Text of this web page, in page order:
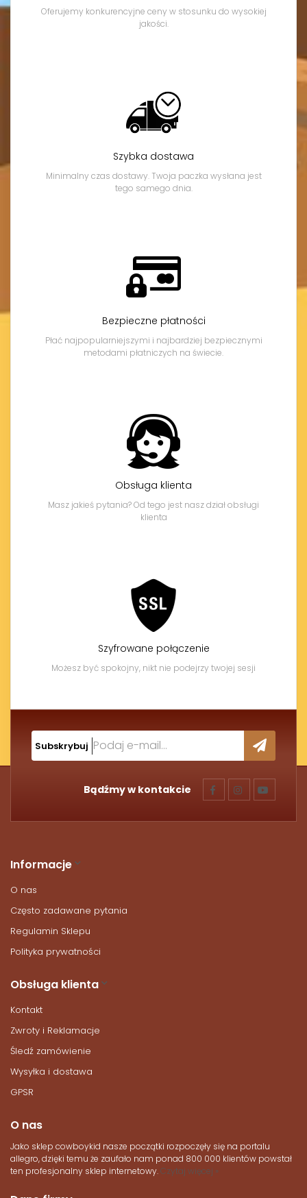
Oferujemy konkurencyjne ceny w stosunku do wysokiej
jakości.
Szybka dostawa
Minimalny czas dostawy. Twoja paczka wysłana jest
tego samego dnia.
Bezpieczne płatności
Płać najpopularniejszymi i najbardziej bezpiecznymi
metodami płatniczych na świecie.
Obsługa klienta
Masz jakieś pytania? Od tego jest nasz dział obsługi
klienta
Szyfrowane połączenie
Możesz być spokojny, nikt nie podejrzy twojej sesji
Subskrybuj
Bądźmy w kontakcie
Informacje
O nas
Często zadawane pytania
Regulamin Sklepu
Polityka prywatności
Obsługa klienta
Kontakt
Zwroty i Reklamacje
Śledź zamówienie
Wysyłka i dostawa
GPSR
O nas
Jako sklep cowboykid nasze początki rozpoczęły się na portalu
allegro, dzięki temu że zaufało nam ponad 800 000 klientów powstał
ten profesjonalny sklep internetowy.Czytaj więcej »